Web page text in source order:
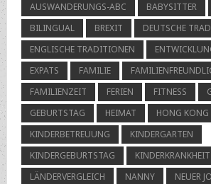
AUSWANDERUNGS-ABC
BABYSITTER
BILINGUAL
BREXIT
DEUTSCHE
ENGLISCHE TRADITIONEN
EXPATS
FAMILIE
FAMILIENZEIT
FERIEN FITNESS
GEBURTSTAG
HEIMAT
HONG KONG
KINDERBETREUUNG
KINDERGARTEN
KINDERGEBURTSTAG
KINDERKRANKHEIT
LÄNDERVERGLEICH
NANNY NEUER